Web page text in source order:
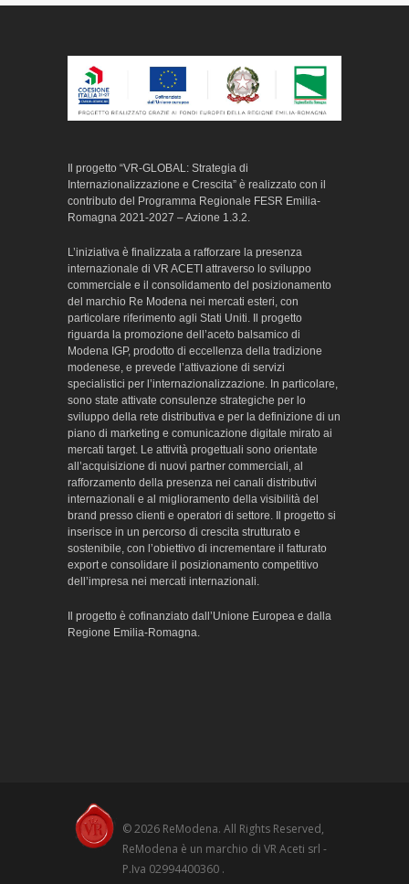
Il progetto “VR-GLOBAL: Strategia di
Internazionalizzazione e Crescita” è realizzato con il
contributo del Programma Regionale FESR Emilia-
Romagna 2021-2027 – Azione 1.3.2.
L’iniziativa è finalizzata a rafforzare la presenza
internazionale di VR ACETI attraverso lo sviluppo
commerciale e il consolidamento del posizionamento
del marchio Re Modena nei mercati esteri, con
particolare riferimento agli Stati Uniti. Il progetto
riguarda la promozione dell’aceto balsamico di
Modena IGP, prodotto di eccellenza della tradizione
modenese, e prevede l’attivazione di servizi
specialistici per l’internazionalizzazione. In particolare,
sono state attivate consulenze strategiche per lo
sviluppo della rete distributiva e per la definizione di un
piano di marketing e comunicazione digitale mirato ai
mercati target. Le attività progettuali sono orientate
all’acquisizione di nuovi partner commerciali, al
rafforzamento della presenza nei canali distributivi
internazionali e al miglioramento della visibilità del
brand presso clienti e operatori di settore. Il progetto si
inserisce in un percorso di crescita strutturato e
sostenibile, con l’obiettivo di incrementare il fatturato
export e consolidare il posizionamento competitivo
dell’impresa nei mercati internazionali.
Il progetto è cofinanziato dall’Unione Europea e dalla
Regione Emilia-Romagna.
© 2026 ReModena. All Rights Reserved,
ReModena è un marchio di VR Aceti srl -
P.Iva 02994400360 .